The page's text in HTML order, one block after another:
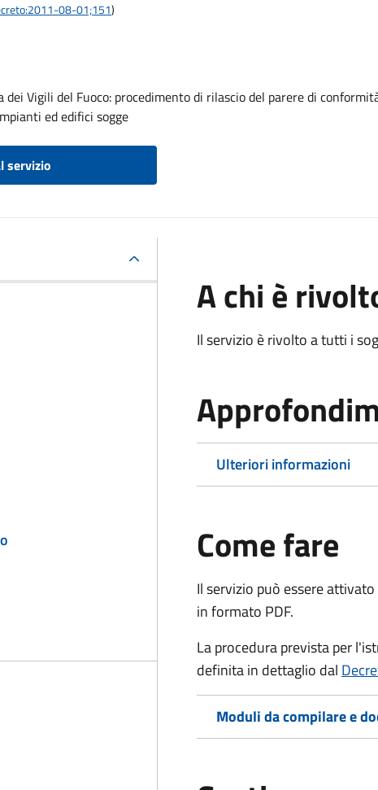
08-01;151)
dei Vigili del Fuoco: procedimento di rilascio del parere di
ed edifici sogge
servizio
A chi è
Il servizio è rivolto a tutti i
Ulteriori informazioni
Come fare
Il servizio può essere
in formato PDF.
La procedura prevista per
definita in dettaglio dal
Moduli da compilare e